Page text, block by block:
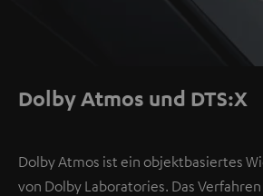
Dolby Atmos und DTS:X
Dolby Atmos ist ein objektbasiertes
von Dolby Laboratories. Das